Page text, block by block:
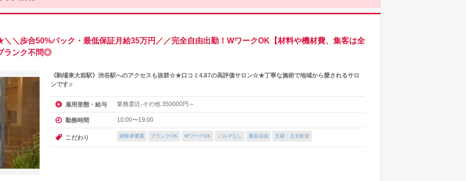
＼歩合50%バック・最低保証月給35万円／／完全自由出勤！WワークOK【材料や機材費、集客は全
ランク不問◎
《駒場東大前駅》渋谷駅へのアクセスも抜群☆★口コミ4.87の高評価サロン☆★丁寧な施術で地域から愛されるサロ
ンです♬
雇用形態・給与 業務委託-その他 350000円～
勤務時間 10:00〜19:00
こだわり 経験者優遇 ブランクOK WワークOK ノルマなし 服装自由 主婦・主夫歓迎